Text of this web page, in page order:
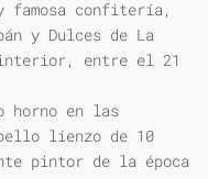
famosa confitería,
y Dulces de La
interior, entre el 21
horno en las
lienzo de 10
pintor de la época